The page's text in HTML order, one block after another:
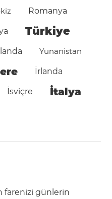
Romanya
Türkiye
Yunanistan
İrlanda
İsviçre İtalya
farenizi günlerin